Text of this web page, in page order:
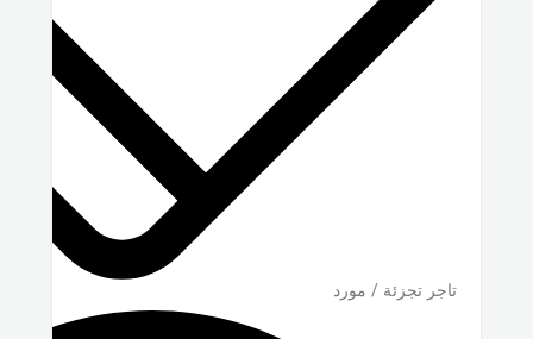
تاجر تجزئة / مورد